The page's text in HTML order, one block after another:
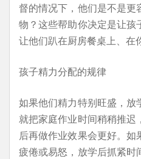
督的情况下，他们是不是
物？这些帮助你决定是让孩
让他们趴在厨房餐桌上、在
孩子精力分配的规律
如果他们精力特别旺盛，放
就把家庭作业时间稍稍推迟
后再做作业效果会更好。
疲倦或易怒，放学后抓紧时